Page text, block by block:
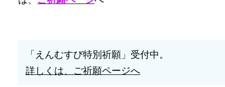
「えんむすび特別祈願」受付中。
詳しくは、ご祈願ページへ